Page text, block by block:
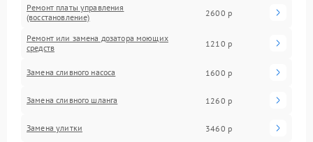
Ремонт платы управления
(восстановление)
2600 р
Ремонт или замена дозатора моющих
средств
1210 р
Замена сливного насоса 1600 р
Замена сливного шланга 1260 р
Замена улитки 3460 р